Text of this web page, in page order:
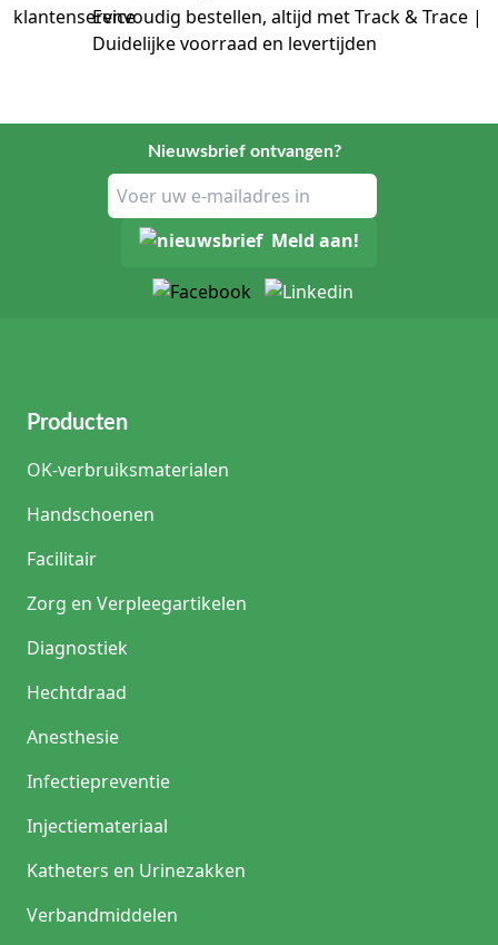
Eenvoudig bestellen, altijd met Track & Trace |
Duidelijke voorraad en levertijden
Nieuwsbrief ontvangen?
Meld aan!
Producten
OK-verbruiksmaterialen
Handschoenen
Facilitair
Zorg en Verpleegartikelen
Diagnostiek
Hechtdraad
Anesthesie
Infectiepreventie
Injectiemateriaal
Katheters en Urinezakken
Verbandmiddelen